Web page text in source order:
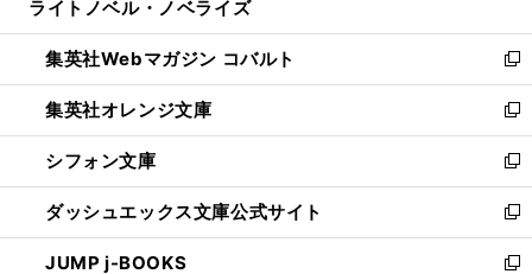
開
く
ウ
で
開
く
ン
ド
ウ
で
開
く
ウ
ィ
ン
ド
ウ
で
開
く
ライトノベル・ノベライズ
集英社Webマガジン コバルト
新
し
い
ウ
ィ
ン
ド
ウ
で
集英社オレンジ文庫
新
し
い
ウ
ィ
ン
ド
シフォン文庫
新
し
い
ウ
ィ
ダッシュエックス文庫公式サイト
新
し
い
JUMP j-BOOKS
新